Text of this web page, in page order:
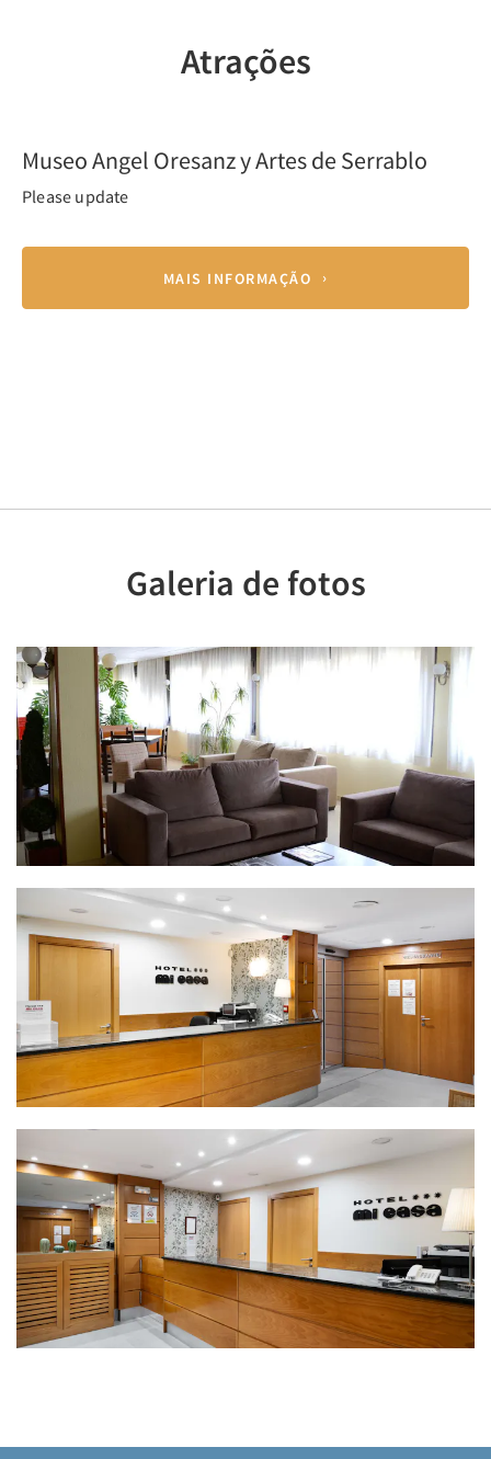
Atrações
Museo Angel Oresanz y Artes de Serrablo
Please update
MAIS INFORMAÇÃO
Galeria de fotos